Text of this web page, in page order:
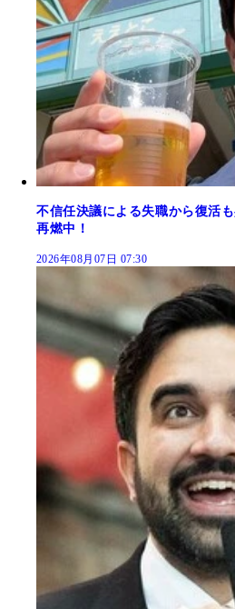
不信任決議による失職から復活
再燃中！
2026年08月07日 07:30